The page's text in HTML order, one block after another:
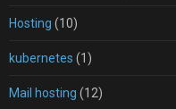
Hosting (10)
kubernetes (1)
Mail hosting (12)